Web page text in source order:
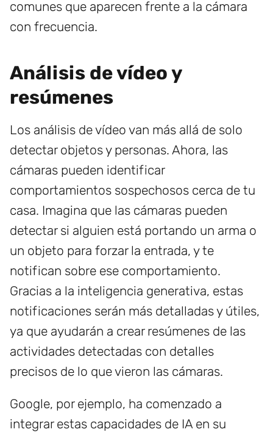
comunes que aparecen frente a la cámara
con frecuencia.
Análisis de vídeo y
resúmenes
Los análisis de vídeo van más allá de solo
detectar objetos y personas. Ahora, las
cámaras pueden identificar
comportamientos sospechosos cerca de tu
casa. Imagina que las cámaras pueden
detectar si alguien está portando un arma o
un objeto para forzar la entrada, y te
notifican sobre ese comportamiento.
Gracias a la inteligencia generativa, estas
notificaciones serán más detalladas y útiles,
ya que ayudarán a crear resúmenes de las
actividades detectadas con detalles
precisos de lo que vieron las cámaras.
Google, por ejemplo, ha comenzado a
integrar estas capacidades de IA en su